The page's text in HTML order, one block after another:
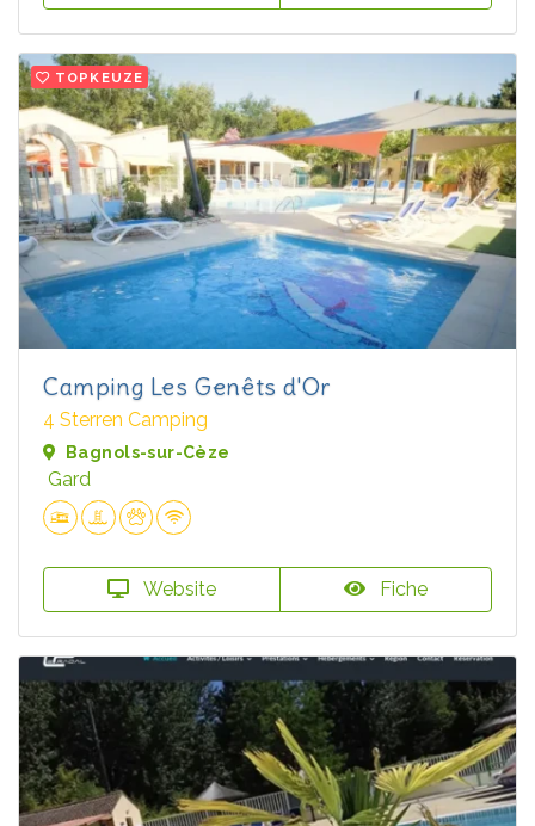
TOPKEUZE
Camping Les Genêts d'Or
4 Sterren Camping
Bagnols-sur-Cèze
Gard
Website Fiche